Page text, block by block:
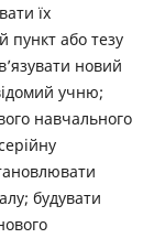
їх
пункт або тезу
новий
учню;
навчального
будувати